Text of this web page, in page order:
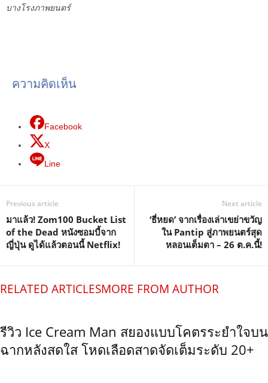
บางโรงภาพยนตร์
ความคิดเห็น
Facebook
X
Line
Previous article
มาแล้ว! Zom100 Bucket List
of the Dead หนังซอมบี้จาก
ญี่ปุ่น ดูได้แล้วตอนนี้ Netflix!
Next article
‘ธี่หยด’ จากเรื่องเล่าเขย่าขวัญ
ใน Pantip สู่ภาพยนตร์สุด
หลอนเต็มตา – 26 ต.ค.นี้!
RELATED ARTICLESMORE FROM AUTHOR
รีวิว Ice Cream Man สยองแบบโคตรระยำใจบน
ฉากหลังสดใส โหดเลือดสาดจัดเต็มระดับ 20+